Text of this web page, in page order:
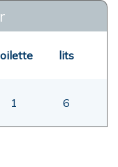
lits
1 6